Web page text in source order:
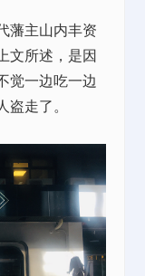
藩主山内丰资
文所述，是因
觉一边吃一边
走了。